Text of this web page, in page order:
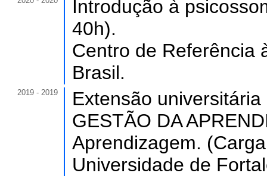
Introdução à
40h).
Centro de Referência
Brasil.
2019 - 2019
Extensão
GESTÃO DA
Aprendizagem.
Universidade de